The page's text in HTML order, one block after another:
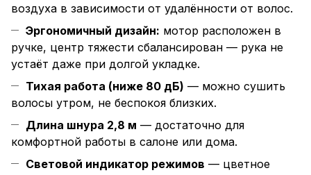
воздуха в зависимости от удалённости от волос.
Эргономичный дизайн: мотор расположен в
ручке, центр тяжести сбалансирован — рука не
устаёт даже при долгой укладке.
Тихая работа (ниже 80 дБ) — можно сушить
волосы утром, не беспокоя близких.
Длина шнура 2,8 м — достаточно для
комфортной работы в салоне или дома.
Световой индикатор режимов — цветное